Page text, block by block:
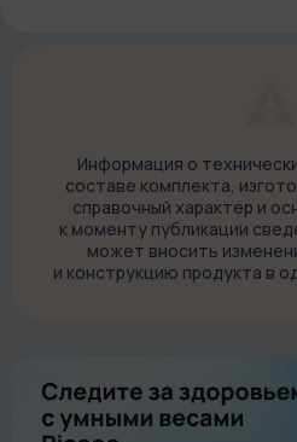
Время приготовления может
мощности микроволновой печи.
настройки вашей кухонной
идеального сочетания аромата,
блюда.
При приготовлении всегда
крышкой
Информация о
составе комплекта,
справочный характер и
к моменту публикации
может вносить
и конструкцию продукта в